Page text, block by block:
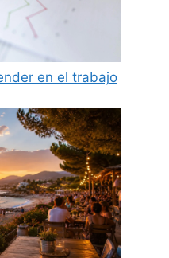
en el trabajo